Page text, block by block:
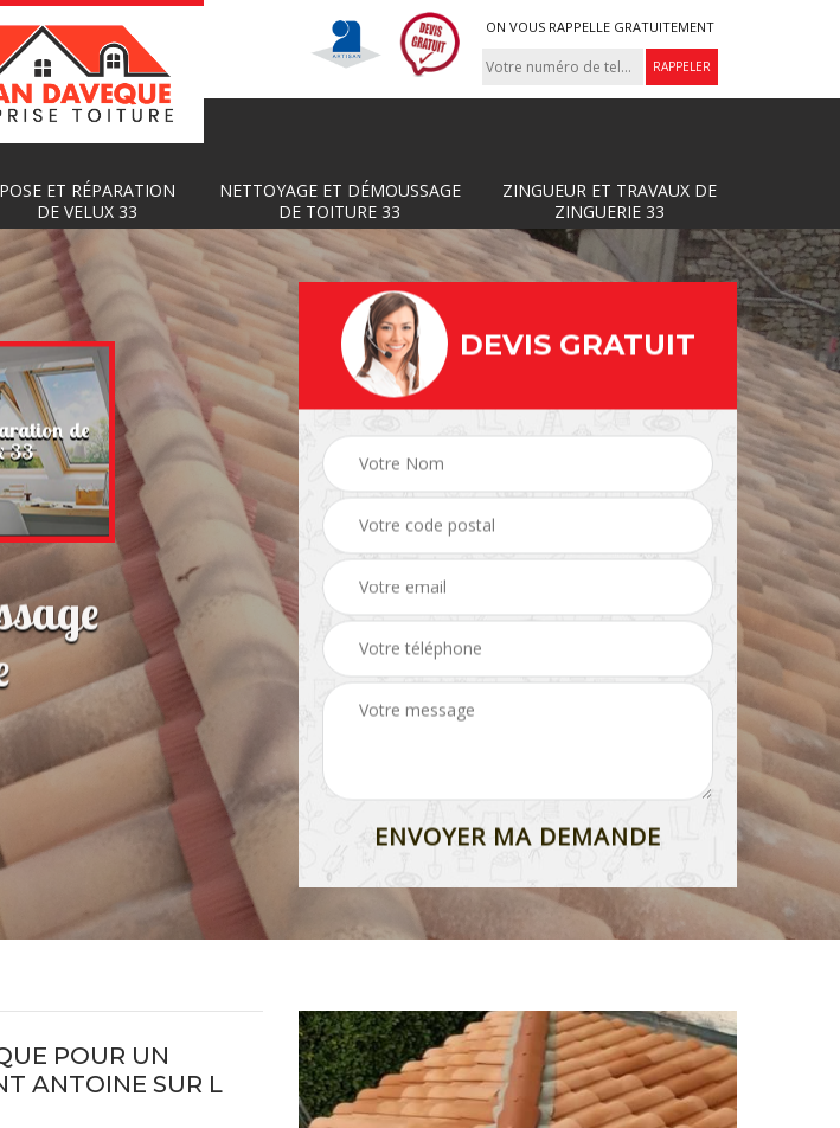
ON VOUS RAPPELLE GRATUITEMENT
POSE ET RÉPARATION
DE VELUX 33
NETTOYAGE ET DÉMOUSSAGE
DE TOITURE 33
ZINGUEUR ET TRAVAUX DE
ZINGUERIE 33
de
33
Nettoyage et
démoussage de toiture Couvreur 33
DEVIS GRATUIT
POUR UN
ANTOINE SUR L